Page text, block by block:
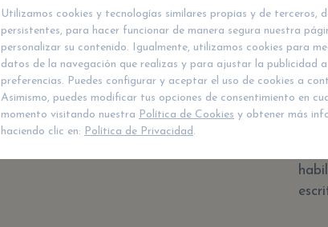
de
Utilizamos cookies y tecnologías similares propias y de terceros,
persistentes, para hacer funcionar de manera segura nuestra
personalizar su contenido. Igualmente, utilizamos cookies para
datos de la navegación que realizas y para ajustar la publicidad
preferencias. Puedes configurar y aceptar el uso de cookies a
Asimismo, puedes modificar tus opciones de consentimiento en
momento visitando nuestra Política de Cookies y obtener más
haciendo clic en: Política de Privacidad.